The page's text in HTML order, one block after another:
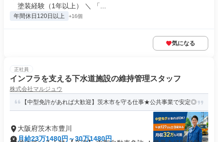
塗装経験（1年以上） ＼ 「...
年間休日120日以上 +16個
気になる
正社員
インフラを支える下水道施設の維持管理スタッフ
株式会社マルジュウ
【中型免許があれば大歓迎】茨木市を守る仕事★公共事業で安定◎
大阪府茨木市豊川
月給23万1480円～30万1480円